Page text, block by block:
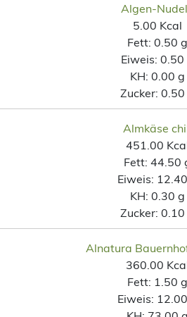
Algen-
5.00 Kcal
Fett: 0.50 g
Eiweis: 0.50
KH: 0.00 g
Zucker: 0.50
Almkäse
451.00
Fett: 44.50
Eiweis:
KH: 0.30 g
Zucker: 0.10
Alnatura
360.00
Fett: 1.50 g
Eiweis: